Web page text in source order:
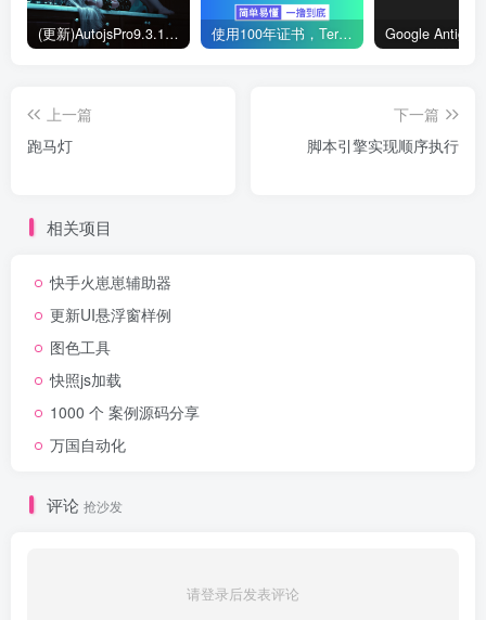
(更新)AutojsPro9.3.11免ROOT破解版直接运行 去除升级弹窗 使用100年证书，Termux部署本地Autojs验证服务器
上一篇
跑马灯
下一篇
脚本引擎实现顺序执行
相关项目
快手火崽崽辅助器
更新UI悬浮窗样例
图色工具
快照js加载
1000 个 案例源码分享
万国自动化
评论 抢沙发
请登录后发表评论